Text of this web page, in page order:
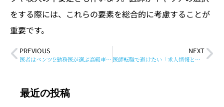
をする際には、これらの要素を総合的に考慮することが
重要です。
PREVIOUS
医者はベンツ⁉勤務医が選ぶ高級車人気ランキング
NEXT
医師転職で避けたい「求人情報と実際の業務が違った」なんてこと
最近の投稿